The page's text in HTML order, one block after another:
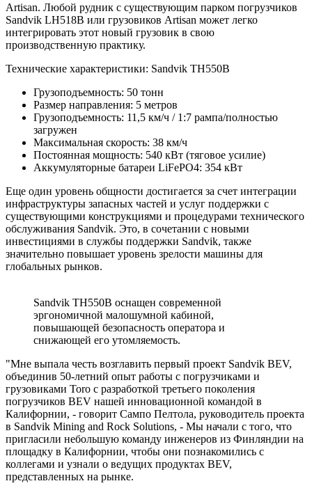
Artisan. Любой рудник с существующим парком погрузчиков
Sandvik LH518B или грузовиков Artisan может легко
интегрировать этот новый грузовик в свою
производственную практику.
Технические характеристики: Sandvik TH550B
Грузоподъемность: 50 тонн
Размер направления: 5 метров
Грузоподъемность: 11,5 км/ч / 1:7 рампа/полностью
загружен
Максимальная скорость: 38 км/ч
Постоянная мощность: 540 кВт (тяговое усилие)
Аккумуляторные батареи LiFePO4: 354 кВт
Еще один уровень общности достигается за счет интеграции
инфраструктуры запасных частей и услуг поддержки с
существующими конструкциями и процедурами технического
обслуживания Sandvik. Это, в сочетании с новыми
инвестициями в службы поддержки Sandvik, также
значительно повышает уровень зрелости машины для
глобальных рынков.
Sandvik TH550B оснащен современной
эргономичной малошумной кабиной,
повышающей безопасность оператора и
снижающей его утомляемость.
"Мне выпала честь возглавить первый проект Sandvik BEV,
объединив 50-летний опыт работы с погрузчиками и
грузовиками Toro с разработкой третьего поколения
погрузчиков BEV нашей инновационной командой в
Калифорнии, - говорит Сампо Пелтола, руководитель проекта
в Sandvik Mining and Rock Solutions, - Мы начали с того, что
пригласили небольшую команду инженеров из Финляндии на
площадку в Калифорнии, чтобы они познакомились с
коллегами и узнали о ведущих продуктах BEV,
представленных на рынке.